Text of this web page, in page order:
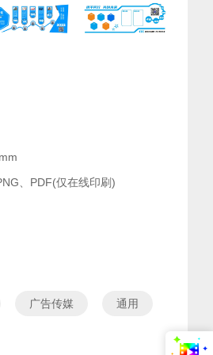
、PDF(仅在线印刷)
广告传媒 通用